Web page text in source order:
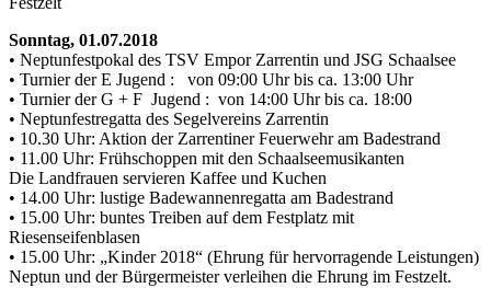
Sonntag, 01.07.2018
• Neptunfestpokal des TSV Empor Zarrentin und JSG Schaalsee
• Turnier der E Jugend : von 09:00 Uhr bis ca. 13:00 Uhr
• Turnier der G + F Jugend : von 14:00 Uhr bis ca. 18:00
• Neptunfestregatta des Segelvereins Zarrentin
• 10.30 Uhr: Aktion der Zarrentiner Feuerwehr am Badestrand
• 11.00 Uhr: Frühschoppen mit den Schaalseemusikanten
Die Landfrauen servieren Kaffee und Kuchen
• 14.00 Uhr: lustige Badewannenregatta am Badestrand
• 15.00 Uhr: buntes Treiben auf dem Festplatz mit
Riesenseifenblasen
• 15.00 Uhr: „Kinder 2018“ (Ehrung für hervorragende Leistungen)
Neptun und der Bürgermeister verleihen die Ehrung im Festzelt.